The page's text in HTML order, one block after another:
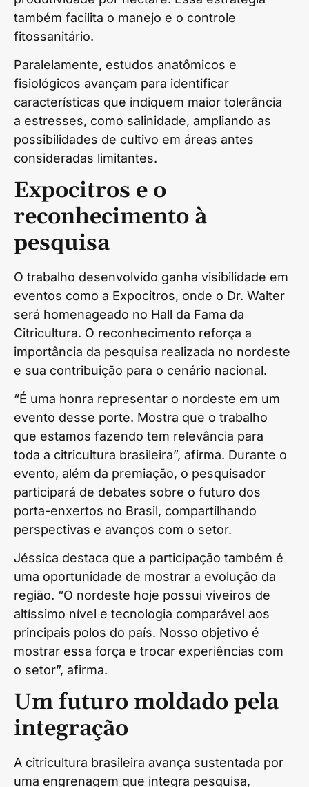
também facilita o manejo e o controle
fitossanitário.
Paralelamente, estudos anatômicos e
fisiológicos avançam para identificar
características que indiquem maior tolerância
a estresses, como salinidade, ampliando as
possibilidades de cultivo em áreas antes
consideradas limitantes.
Expocitros e o
reconhecimento à
pesquisa
O trabalho desenvolvido ganha visibilidade em
eventos como a Expocitros, onde o Dr. Walter
será homenageado no Hall da Fama da
Citricultura. O reconhecimento reforça a
importância da pesquisa realizada no nordeste
e sua contribuição para o cenário nacional.
“É uma honra representar o nordeste em um
evento desse porte. Mostra que o trabalho
que estamos fazendo tem relevância para
toda a citricultura brasileira”, afirma. Durante o
evento, além da premiação, o pesquisador
participará de debates sobre o futuro dos
porta-enxertos no Brasil, compartilhando
perspectivas e avanços com o setor.
Jéssica destaca que a participação também é
uma oportunidade de mostrar a evolução da
região. “O nordeste hoje possui viveiros de
altíssimo nível e tecnologia comparável aos
principais polos do país. Nosso objetivo é
mostrar essa força e trocar experiências com
o setor”, afirma.
Um futuro moldado pela
integração
A citricultura brasileira avança sustentada por
uma engrenagem que integra pesquisa,